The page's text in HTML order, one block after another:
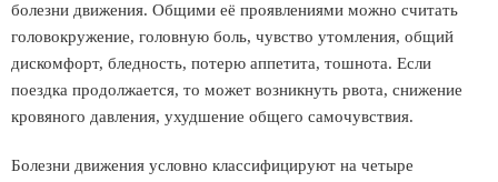
болезни движения. Общими её проявлениями можно считать
головокружение, головную боль, чувство утомления, общий
дискомфорт, бледность, потерю аппетита, тошнота. Если
поездка продолжается, то может возникнуть рвота, снижение
кровяного давления, ухудшение общего самочувствия.
Болезни движения условно классифицируют на четыре